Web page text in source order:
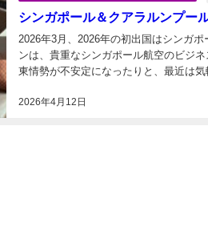
シンガポール＆クアラルンプー
2026年4月12日
2026年3月、2026年の初出国はシンガポー
ンは、貴重なシンガポール航空のビジ
東情勢が不安定になったりと、最近は